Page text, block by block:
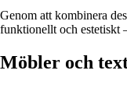
Genom att kombinera
funktionellt och estetiskt
Möbler och